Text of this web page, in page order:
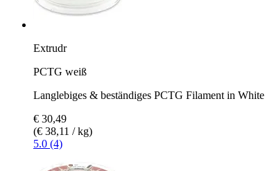
Extrudr
PCTG weiß
Langlebiges & beständiges PCTG Filament in White
€ 30,49
(€ 38,11 / kg)
5.0 (4)